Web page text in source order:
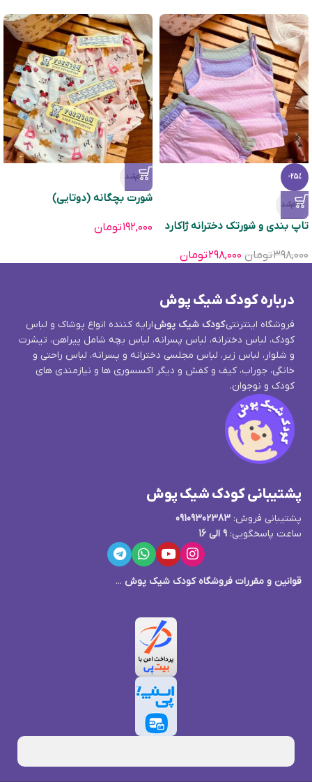
-25%
تمام‌شد
تاپ بندی و شورتک دخترانه ژاکارد
۳۹۸,۰۰۰تومان ۲۹۸,۰۰۰تومان
تمام‌شد
شورت بچگانه (دوتایی)
۱۹۲,۰۰۰تومان
درباره کودک شیک پوش
فروشگاه اینترنتیکودک شیک پوشارایه کننده انواع پوشاک و لباس
کودک، لباس دخترانه، لباس پسرانه، لباس بچه شامل پیراهن، تیشرت
و شلوار، لباس زیر، لباس مجلسی دخترانه و پسرانه، لباس راحتی و
خانگی، جوراب، کیف و کفش و دیگر اکسسوری ها و نیازمندی های
کودک و نوجوان.
پشتیبانی کودک شیک پوش
پشتیبانی فروش: 09109302383
ساعت پاسخگویی: 9 الی 16
قوانین و مقررات فروشگاه کودک شیک پوش ...